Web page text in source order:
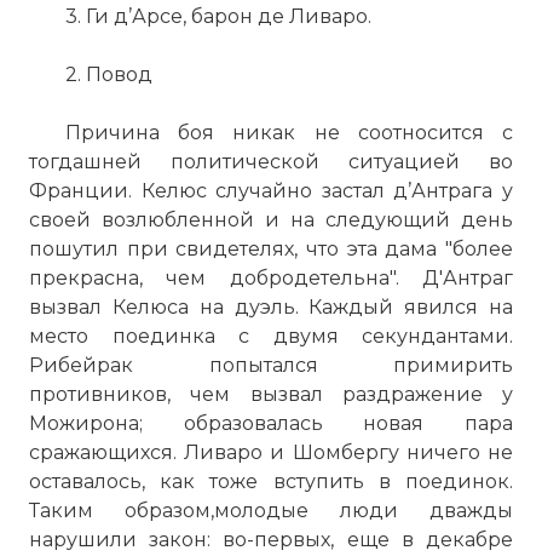
3. Ги д’Арсе, барон де Ливаро.
2. Повод
Причина боя никак не соотносится с
тогдашней политической ситуацией во
Франции. Келюс случайно застал д’Антрага у
своей возлюбленной и на следующий день
пошутил при свидетелях, что эта дама "более
прекрасна, чем добродетельна". Д'Антраг
вызвал Келюса на дуэль. Каждый явился на
место поединка с двумя секундантами.
Рибейрак попытался примирить
противников, чем вызвал раздражение у
Можирона; образовалась новая пара
сражающихся. Ливаро и Шомбергу ничего не
оставалось, как тоже вступить в поединок.
Таким образом,молодые люди дважды
нарушили закон: во-первых, еще в декабре